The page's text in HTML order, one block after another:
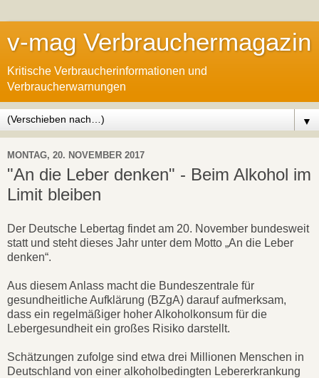
v-mag Verbrauchermagazin
Kritische Verbraucherinformationen und
Verbraucherwarnungen
▼
MONTAG, 20. NOVEMBER 2017
"An die Leber denken" - Beim Alkohol im
Limit bleiben
Der Deutsche Lebertag findet am 20. November bundesweit
statt und steht dieses Jahr unter dem Motto „An die Leber
denken“.
Aus diesem Anlass macht die Bundeszentrale für
gesundheitliche Aufklärung (BZgA) darauf aufmerksam,
dass ein regelmäßiger hoher Alkoholkonsum für die
Lebergesundheit ein großes Risiko darstellt.
Schätzungen zufolge sind etwa drei Millionen Menschen in
Deutschland von einer alkoholbedingten Lebererkrankung